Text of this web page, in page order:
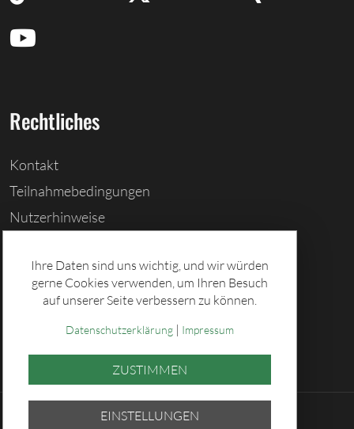
Rechtliches
Kontakt
Teilnahmebedingungen
Nutzerhinweise
Cookies löschen
Datenschutz
Ihre Daten sind uns wichtig, und wir würden
gerne Cookies verwenden, um Ihren Besuch
auf unserer Seite verbessern zu können.
Datenschutzerklärung| Impressum
ZUSTIMMEN
EINSTELLUNGEN